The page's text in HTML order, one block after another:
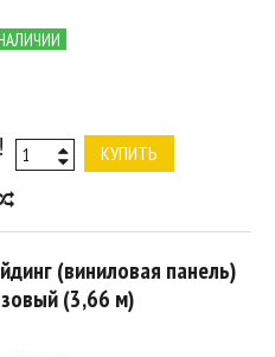
КУПИТЬ
(виниловая панель)
(3,66 м)